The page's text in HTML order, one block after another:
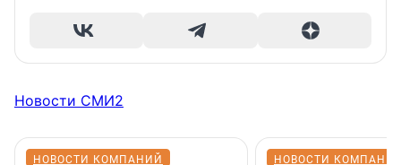
Новости СМИ2
НОВОСТИ КОМПАНИЙ НОВОСТИ